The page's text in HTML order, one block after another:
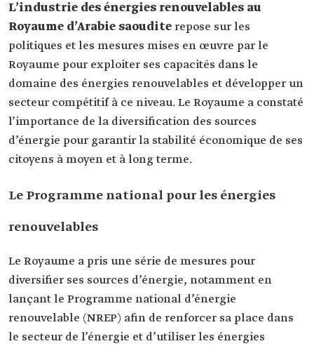
L’industrie des énergies renouvelables au
Royaume d’Arabie saouditerepose sur les
politiques et les mesures mises en œuvre par le
Royaume pour exploiter ses capacités dans le
domaine des énergies renouvelables et développer un
secteur compétitif à ce niveau. Le Royaume a constaté
l’importance de la diversification des sources
d’énergie pour garantir la stabilité économique de ses
citoyens à moyen et à long terme.
Le Programme national pour les énergies
renouvelables
Le Royaume a pris une série de mesures pour
diversifier ses sources d’énergie, notamment en
lançant le Programme national d’énergie
renouvelable (NREP) afin de renforcer sa place dans
le secteur de l’énergie et d’utiliser les énergies